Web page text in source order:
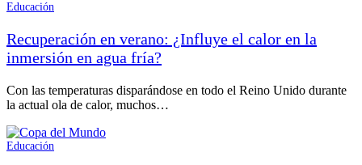
Educación
Recuperación en verano: ¿Influye el calor en la
inmersión en agua fría?
Con las temperaturas disparándose en todo el Reino Unido durante
la actual ola de calor, muchos…
Educación